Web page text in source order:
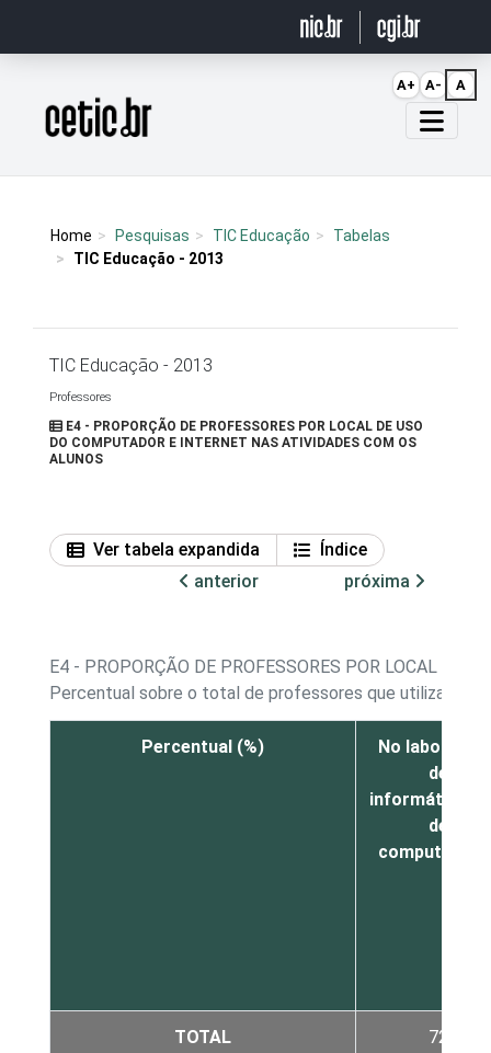
Página inicial
Home Pesquisas TIC Educação
Tabelas
TIC Educação - 2013
TIC Educação - 2013
Professores
E4 - PROPORÇÃO DE PROFESSORES POR LOCAL DE USO
DO COMPUTADOR E INTERNET NAS ATIVIDADES COM OS
ALUNOS
Ver tabela expandida
Índice
anterior
próxima
E4 - PROPORÇÃO DE PROFESSORES POR LOCAL DE
Percentual sobre o total de professores que utilizaram
Percentual (%)
No
de
informática/
de
TOTAL 72
A+ A- A